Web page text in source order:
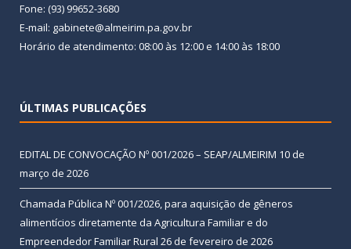
Fone: (93) 99652-3680
E-mail: gabinete@almeirim.pa.gov.br
Horário de atendimento: 08:00 às 12:00 e 14:00 às 18:00
ÚLTIMAS PUBLICAÇÕES
EDITAL DE CONVOCAÇÃO Nº 001/2026 – SEAP/ALMEIRIM 10 de
março de 2026
Chamada Pública Nº 001/2026, para aquisição de gêneros
alimentícios diretamente da Agricultura Familiar e do
Empreendedor Familiar Rural 26 de fevereiro de 2026